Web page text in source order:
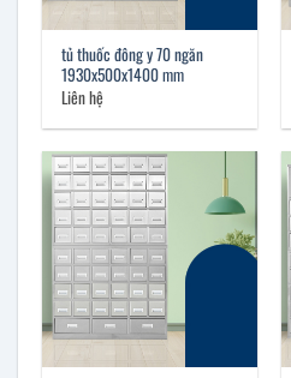
tủ thuốc đông y 70 ngăn
1930x500x1400 mm
Liên hệ